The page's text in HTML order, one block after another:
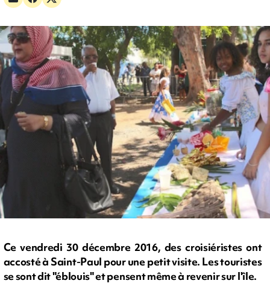
Ce vendredi 30 décembre 2016, des croisiéristes ont
accosté à Saint-Paul pour une petit visite. Les touristes
se sont dit "éblouis" et pensent même à revenir sur l'île.